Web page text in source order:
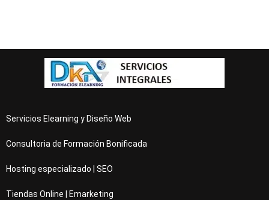
Servicios Elearning y Diseño Web
Consultoria de Formación Bonificada
Hosting especializado | SEO
Tiendas Online | Emarketing